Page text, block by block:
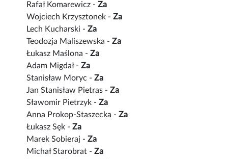
Rafał Komarewicz -Za
Wojciech Krzysztonek -Za
Lech Kucharski -Za
Teodozja Maliszewska -Za
Łukasz Maślona -Za
Adam Migdał -Za
Stanisław Moryc -Za
Jan Stanisław Pietras -Za
Sławomir Pietrzyk -Za
Anna Prokop-Staszecka -Za
Łukasz Sęk -Za
Marek Sobieraj -Za
Michał Starobrat -Za